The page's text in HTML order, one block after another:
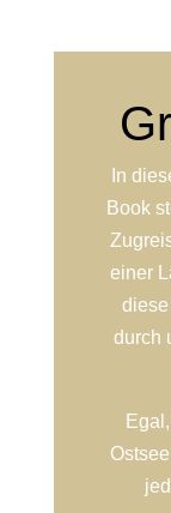
In
Book
einer
durch